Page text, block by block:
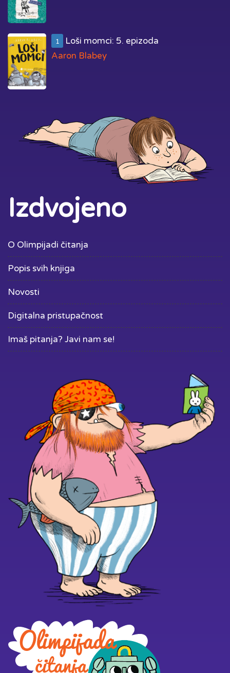
1
Loši momci: 5. epizoda
Aaron Blabey
Izdvojeno
O Olimpijadi čitanja
Popis svih knjiga
Novosti
Digitalna pristupačnost
Imaš pitanja? Javi nam se!